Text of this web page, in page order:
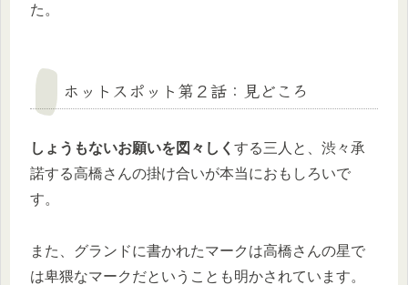
た。
ホットスポット第２話：見どころ
しょうもないお願いを図々しく する三人と、渋々承
諾する高橋さんの掛け合いが本当におもしろいで
す。
また、グランドに書かれたマークは高橋さんの星で
は卑猥なマークだということも明かされています。